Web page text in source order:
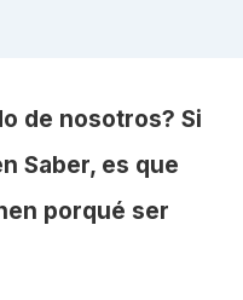
de nosotros? Si
Saber, es que
porqué ser